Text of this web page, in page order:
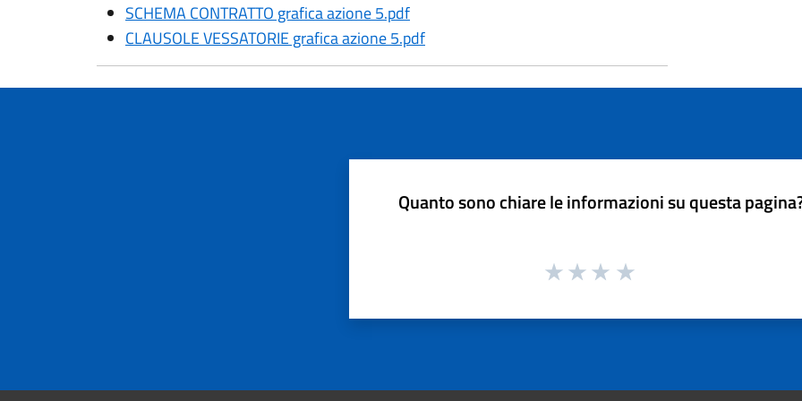
SCHEMA CONTRATTO grafica azione 5.pdf
CLAUSOLE VESSATORIE grafica azione 5.pdf
Quanto sono chiare le informazioni su questa